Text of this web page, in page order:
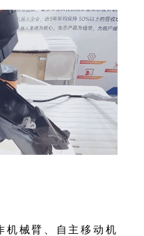
机械臂、自主移动机